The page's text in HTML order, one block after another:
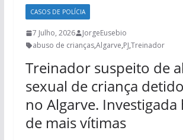
CASOS DE POLÍCIA
7 Julho, 2026
JorgeEusebio
abuso de crianças,Algarve,PJ,Treinador
Treinador suspeito de
sexual de criança
no Algarve.
de mais vítimas